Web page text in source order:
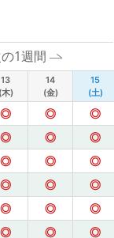
1週間
13
(木)
14
(金)
15
(土)
◎ ◎
◎
◎ ◎
◎
◎ ◎
◎
◎ ◎
◎
◎ ◎
◎
◎ ◎
◎